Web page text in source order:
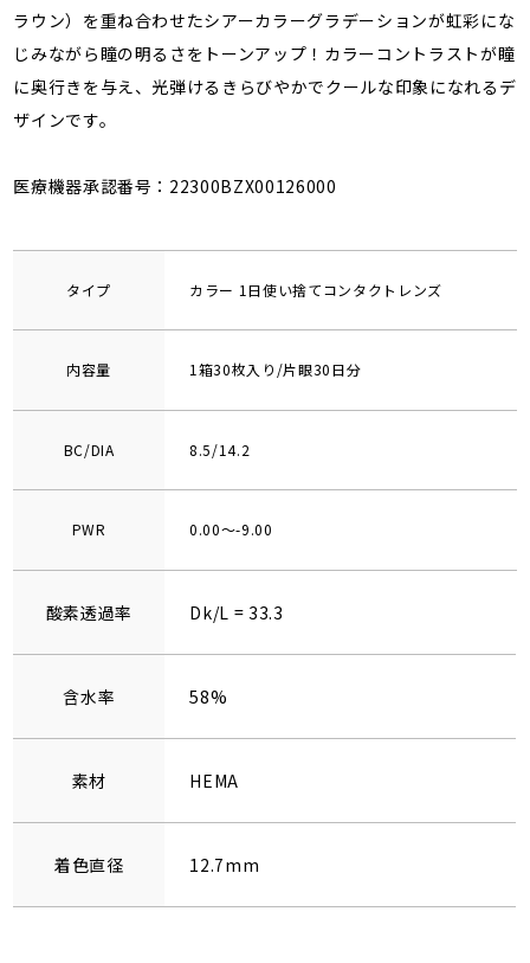
ラウン）を重ね合わせたシアーカラーグラデーションが虹彩にな
じみながら瞳の明るさをトーンアップ！カラーコントラストが瞳
に奥行きを与え、光弾けるきらびやかでクールな印象になれるデ
ザインです。
医療機器承認番号：22300BZX00126000
タイプ カラー 1日使い捨てコンタクトレンズ
内容量 1箱30枚入り/片眼30日分
BC/DIA 8.5/14.2
PWR 0.00～-9.00
酸素透過率 Dk/L = 33.3
含水率 58%
素材 HEMA
着色直径 12.7mm